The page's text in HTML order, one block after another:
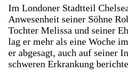
Im Londoner Stadtteil
Anwesenheit seiner Söhne
Tochter Melissa und seiner
lag er mehr als eine Woche
er abgesagt, auch auf seiner
schweren Erkrankung